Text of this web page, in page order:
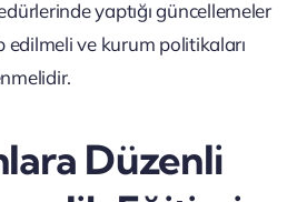
yaptığı güncellemeler
ve kurum politikaları
Düzenli